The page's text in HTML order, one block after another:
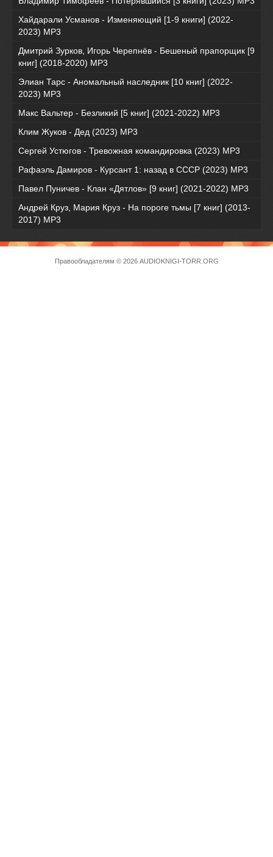
Хайдарали Усманов - Изменяющий [1-9 книги] (2022-
2023) МР3
Дмитрий Зурков, Игорь Черепнёв - Бешеный прапорщик [9
книг] (2018-2020) МР3
Элиан Тарс - Аномальный наследник [10 книг] (2022-
2023) MP3
Макс Вальтер - Безликий [5 книг] (2021-2022) МР3
Клим Жуков - Дед (2023) MP3
Сергей Устюгов - Тревожная командировка (2023) МР3
Рафаэль Дамиров - Курсант 1: назад в СССР (2023) МР3
Павел Пуничев - Клан «Дятлов» [9 книг] (2021-2022) MP3
Андрей Круз, Мария Круз - На пороге тьмы [7 книг] (2013-
2017) МР3
Правообладателям © 2026 AUDIOKNIGI-TORR.ORG